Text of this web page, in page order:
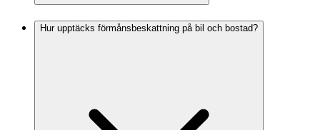
Hur upptäcks förmånsbeskattning på bil och bostad?